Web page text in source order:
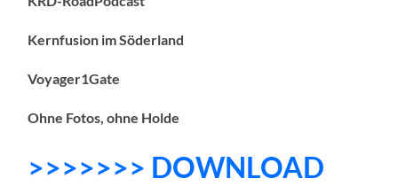
Kernfusion im Söderland
Voyager1Gate
Ohne Fotos, ohne Holde
>>>>>>> DOWNLOAD